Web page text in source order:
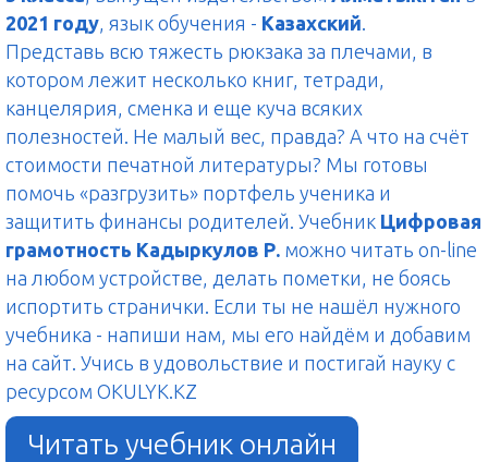
2021 году, язык обучения - Казахский.
Представь всю тяжесть рюкзака за плечами, в
котором лежит несколько книг, тетради,
канцелярия, сменка и еще куча всяких
полезностей. Не малый вес, правда? А что на счёт
стоимости печатной литературы? Мы готовы
помочь «разгрузить» портфель ученика и
защитить финансы родителей. Учебник Цифровая
грамотность Кадыркулов Р. можно читать on-line
на любом устройстве, делать пометки, не боясь
испортить странички. Если ты не нашёл нужного
учебника - напиши нам, мы его найдём и добавим
на сайт. Учись в удовольствие и постигай науку с
ресурсом OKULYK.KZ
Читать учебник онлайн